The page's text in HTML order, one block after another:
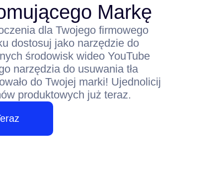
Markę
dla Twojego firmowego
dostosuj jako narzędzie do
środowisk wideo YouTube
narzędzia do usuwania tła
do Twojej marki! Ujednolicij
produktowych już teraz.